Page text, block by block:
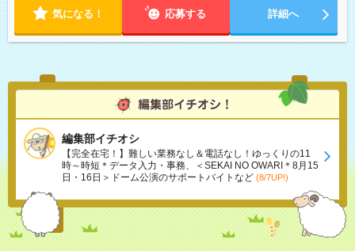
気になる！ 応募する 詳細へ
編集部イチオシ
【完全在宅！】難しい業務なし＆電話なし！ゆっくりの11
時～時短＊データ入力・事務、＜SEKAI NO OWARI＊8月15
日・16日＞ドーム公演のサポートバイトなど (8/7UP!)